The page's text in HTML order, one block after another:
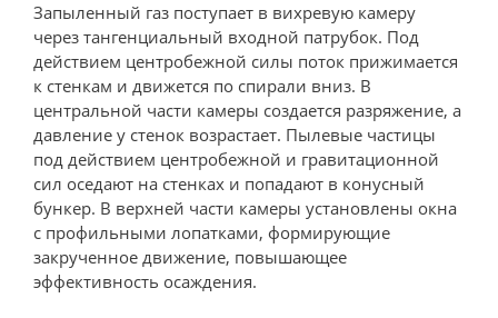
Запыленный газ поступает в вихревую камеру
через тангенциальный входной патрубок. Под
действием центробежной силы поток прижимается
к стенкам и движется по спирали вниз. В
центральной части камеры создается разряжение, а
давление у стенок возрастает. Пылевые частицы
под действием центробежной и гравитационной
сил оседают на стенках и попадают в конусный
бункер. В верхней части камеры установлены окна
с профильными лопатками, формирующие
закрученное движение, повышающее
эффективность осаждения.